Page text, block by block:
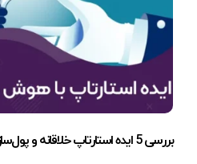
بررسی 5 ایده استارتاپ خلاقانه و پول‌ساز با هوش مصنوعی